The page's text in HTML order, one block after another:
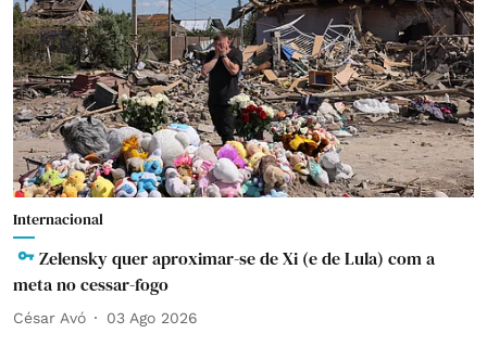
Internacional
Zelensky quer aproximar-se de Xi (e de Lula) com a
meta no cessar-fogo
César Avó 03 Ago 2026